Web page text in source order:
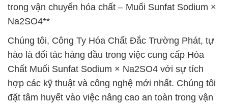
trong vận chuyển hóa chất – Muối Sunfat Sodium ×
Na2SO4**
Chúng tôi, Công Ty Hóa Chất Đắc Trường Phát, tự
hào là đối tác hàng đầu trong việc cung cấp Hóa
Chất Muối Sunfat Sodium × Na2SO4 với sự tích
hợp các kỹ thuật và công nghệ mới nhất. Chúng tôi
đặt tâm huyết vào việc nâng cao an toàn trong vận